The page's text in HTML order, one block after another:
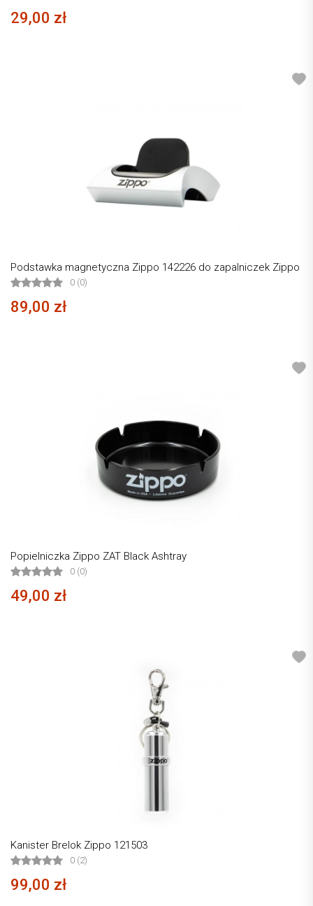
29,00 zł
Podstawka magnetyczna Zippo 142226 do zapalniczek Zippo
0 (0)
89,00 zł
Popielniczka Zippo ZAT Black Ashtray
0 (0)
49,00 zł
Kanister Brelok Zippo 121503
0 (2)
99,00 zł